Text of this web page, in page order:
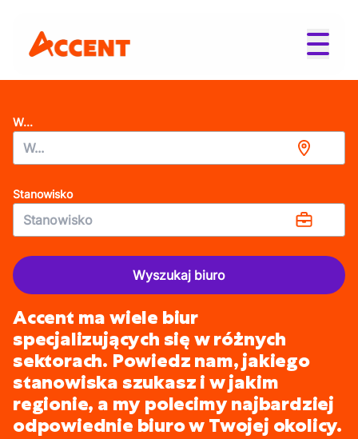
W...
Stanowisko
Wyszukaj biuro
Accent ma wiele biur
specjalizujących się w różnych
sektorach. Powiedz nam, jakiego
stanowiska szukasz i w jakim
regionie, a my polecimy najbardziej
odpowiednie biuro w Twojej okolicy.